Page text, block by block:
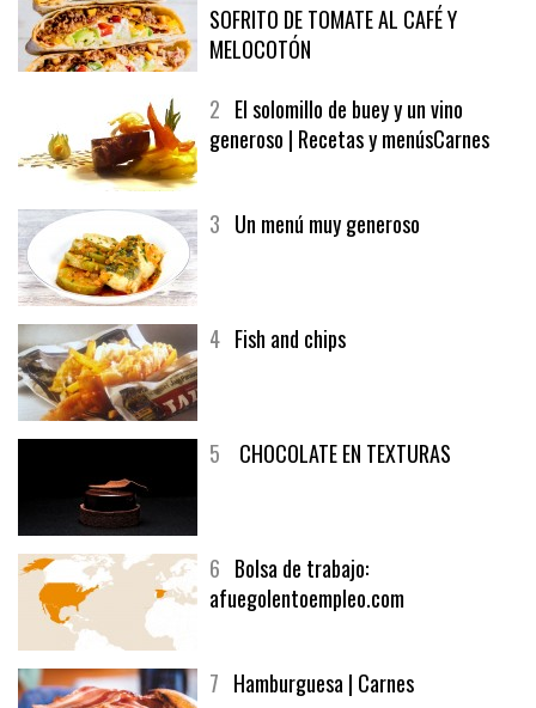
1CRUNCH WRAP SUPREME CON
SOFRITO DE TOMATE AL CAFÉ Y
MELOCOTÓN
2El solomillo de buey y un vino
6Bolsa de trabajo: